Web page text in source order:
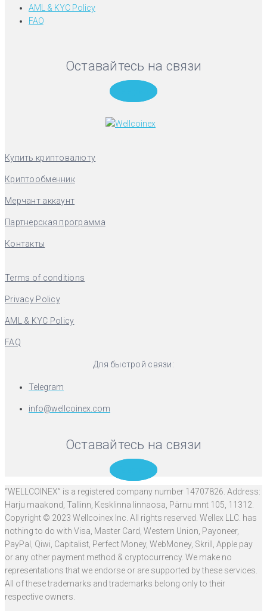
AML & KYC Policy
FAQ
Оставайтесь на связи
Купить криптовалюту
Криптообменник
Мерчант аккаунт
Партнерская программа
Контакты
Terms of conditions
Privacy Policy
AML & KYC Policy
FAQ
Для быстрой связи:
Telegram
info@wellcoinex.com
Оставайтесь на связи
“WELLCOINEX” is a registered company number 14707826. Address:
Harju maakond, Tallinn, Kesklinna linnaosa, Pärnu mnt 105, 11312.
Copyright © 2023 Wellcoinex Inc. All rights reserved. Wellex LLC. has
nothing to do with Visa, Master Card, Western Union, Payoneer,
PayPal, Qiwi, Capitalist, Perfect Money, WebMoney, Skrill, Apple pay
or any other payment method & cryptocurrency. We make no
representations that we endorse or are supported by these services.
All of these trademarks and trademarks belong only to their
respective owners.